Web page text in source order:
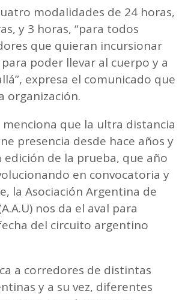
modalidades de 24 horas,
y 3 horas, “para todos
que quieran incursionar
poder llevar al cuerpo y a
expresa el comunicado que
organización.
menciona que la ultra distancia
presencia desde hace años y
edición de la prueba, que año
en convocatoria y
la Asociación Argentina de
nos da el aval para
del circuito argentino
a corredores de distintas
y a su vez, diferentes